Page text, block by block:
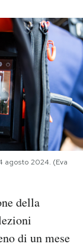
agosto 2024. (Eva
della
di un mese